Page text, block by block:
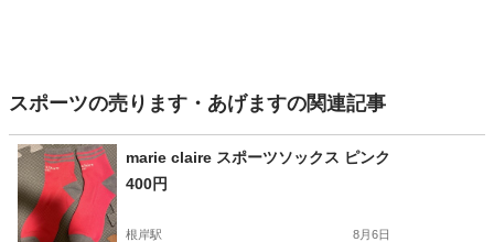
スポーツの売ります・あげますの関連記事
marie claire スポーツソックス ピンク
400円
根岸駅 8月6日